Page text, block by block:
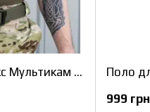
Футболка тактична Убакс Мультикам з термотканини CoolPass antistatic 58
999 грн